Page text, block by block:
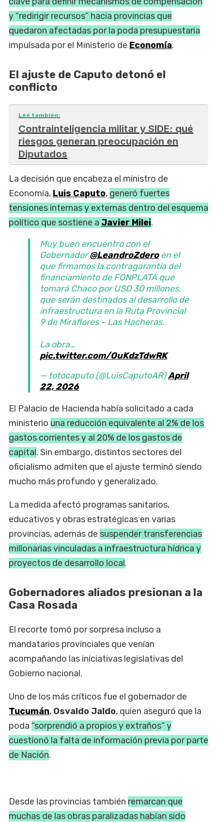
y “redirigir recursos” hacia provincias que
quedaron afectadas por la poda presupuestaria
impulsada por el Ministerio de Economía.
El ajuste de Caputo detonó el
conflicto
Leé también:
Contrainteligencia militar y SIDE: qué
riesgos generan preocupación en
Diputados
La decisión que encabeza el ministro de
Economía, Luis Caputo, generó fuertes
tensiones internas y externas dentro del esquema
político que sostiene a Javier Milei.
Muy buen encuentro con el
Gobernador@LeandroZderoen el
que firmamos la contragarantía del
financiamiento de FONPLATA que
tomará Chaco por USD 30 millones,
que serán destinados al desarrollo de
infraestructura en la Ruta Provincial
9 de Miraflores – Las Hacheras.
La obra…
pic.twitter.com/OuKdzTdwRK
— totocaputo (@LuisCaputoAR)April
22, 2026
El Palacio de Hacienda había solicitado a cada
ministerio una reducción equivalente al 2% de los
gastos corrientes y al 20% de los gastos de
capital. Sin embargo, distintos sectores del
oficialismo admiten que el ajuste terminó siendo
mucho más profundo y generalizado.
La medida afectó programas sanitarios,
educativos y obras estratégicas en varias
provincias, además de suspender transferencias
millonarias vinculadas a infraestructura hídrica y
proyectos de desarrollo local.
Gobernadores aliados presionan a la
Casa Rosada
El recorte tomó por sorpresa incluso a
mandatarios provinciales que venían
acompañando las iniciativas legislativas del
Gobierno nacional.
Uno de los más críticos fue el gobernador de
Tucumán, Osvaldo Jaldo, quien aseguró que la
poda “sorprendió a propios y extraños” y
cuestionó la falta de información previa por parte
de Nación.
Desde las provincias también remarcan que
muchas de las obras paralizadas habían sido